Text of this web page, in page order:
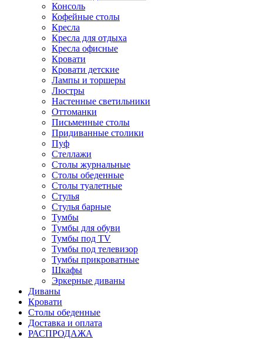
Консоль
Кофейные столы
Кресла
Кресла для отдыха
Кресла офисные
Кровати
Кровати детские
Лампы и торшеры
Люстры
Настенные светильники
Оттоманки
Письменные столы
Придиванные столики
Пуф
Стеллажи
Столы журнальные
Столы обеденные
Столы туалетные
Стулья
Стулья барные
Тумбы
Тумбы для обуви
Тумбы под TV
Тумбы под телевизор
Тумбы прикроватные
Шкафы
Эркерные диваны
Диваны
Кровати
Столы обеденные
Доставка и оплата
РАСПРОДАЖА